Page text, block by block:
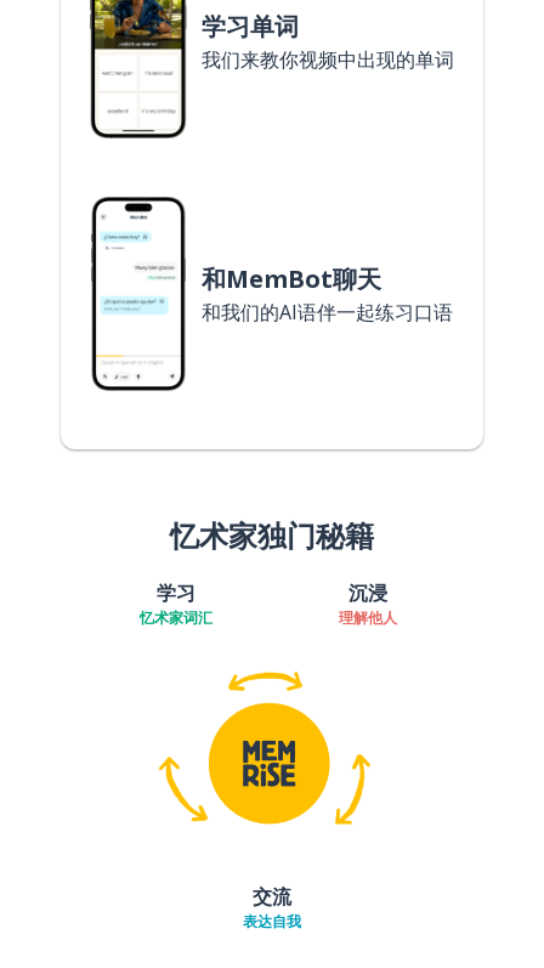
学习单词
我们来教你视频中出现的单词
和MemBot聊天
和我们的AI语伴一起练习口语
忆术家独门秘籍
学习
忆术家词汇
沉浸
理解他人
交流
表达自我